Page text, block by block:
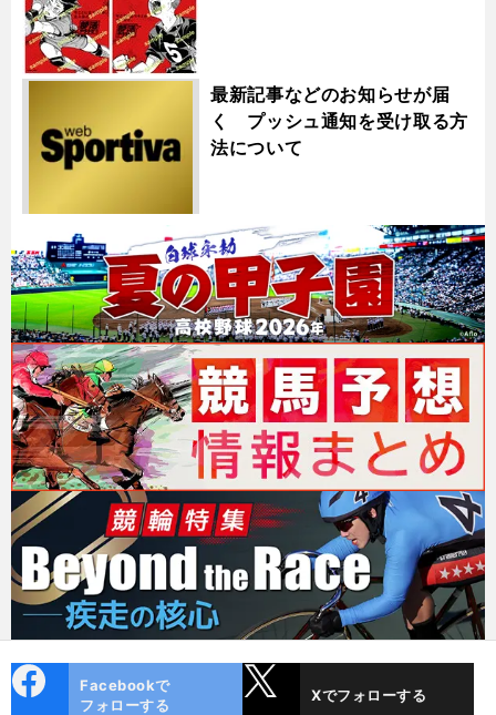
最新記事などのお知らせが届
く プッシュ通知を受け取る方
法について
ok
Facebookで
フォローする
Xでフォローする